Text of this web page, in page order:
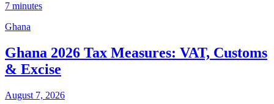
7 minutes
Ghana
Ghana 2026 Tax Measures: VAT, Customs
& Excise
August 7, 2026